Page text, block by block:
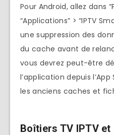
Pour Android, allez dans
“Applications” > “IPTV
une suppression des
du cache avant de
vous devrez peut-être
l’application depuis
les anciens caches et
Boîtiers TV IPTV et